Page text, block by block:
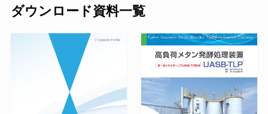
ダウンロード資料一覧